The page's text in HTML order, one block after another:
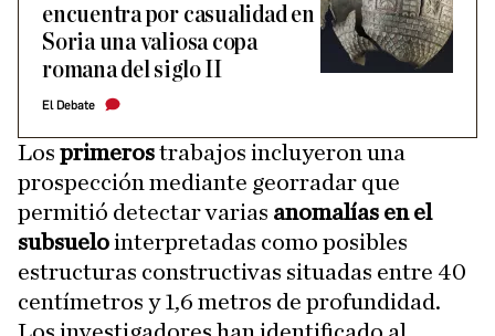
encuentra por casualidad en
Soria una valiosa copa
romana del siglo II
El Debate
Los primerostrabajos incluyeron una
prospección mediante georradar que
permitió detectar varias anomalías en el
subsuelointerpretadas como posibles
estructuras constructivas situadas entre 40
centímetros y 1,6 metros de profundidad.